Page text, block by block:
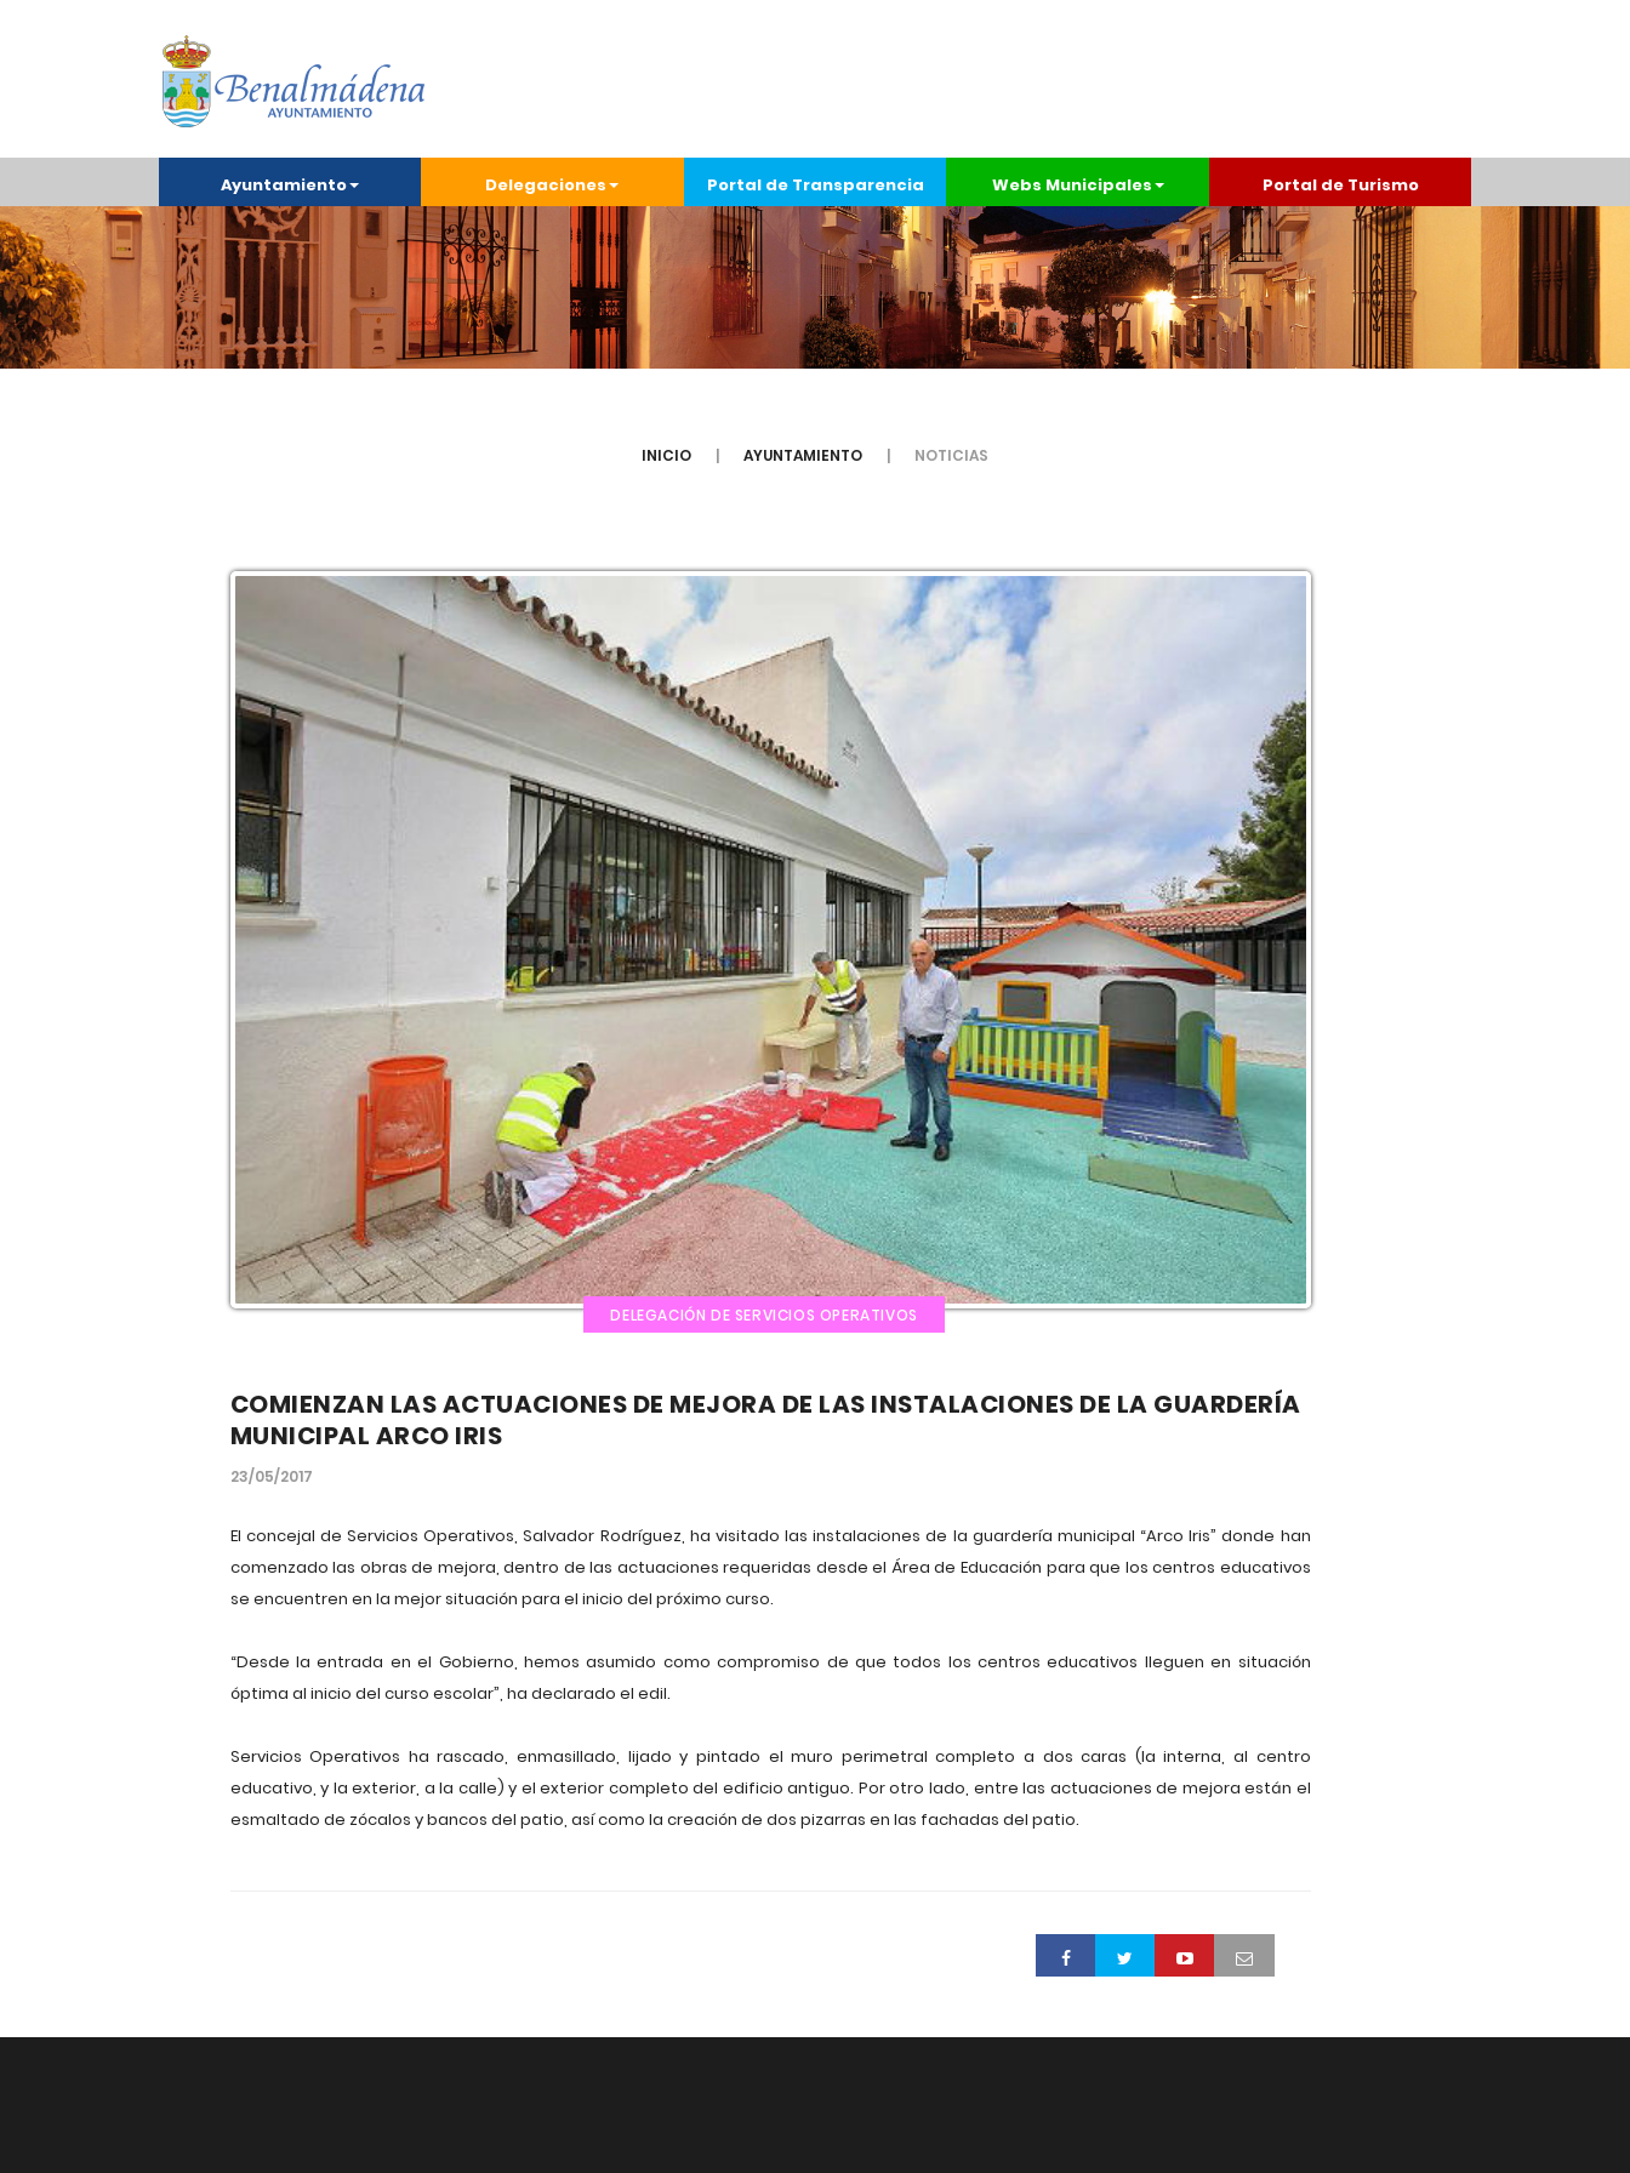
Ayuntamiento Delegaciones Portal de Transparencia Webs Municipales Portal de Turismo
INICIO AYUNTAMIENTO NOTICIAS
DELEGACIÓN DE SERVICIOS OPERATIVOS
COMIENZAN LAS ACTUACIONES DE MEJORA DE LAS INSTALACIONES DE LA GUARDERÍA
MUNICIPAL ARCO IRIS
23/05/2017
El concejal de Servicios Operativos, Salvador Rodríguez, ha visitado las instalaciones de la guardería municipal “Arco Iris” donde han
comenzado las obras de mejora, dentro de las actuaciones requeridas desde el Área de Educación para que los centros educativos
se encuentren en la mejor situación para el inicio del próximo curso.
“Desde la entrada en el Gobierno, hemos asumido como compromiso de que todos los centros educativos lleguen en situación
óptima al inicio del curso escolar”, ha declarado el edil.
Servicios Operativos ha rascado, enmasillado, lijado y pintado el muro perimetral completo a dos caras (la interna, al centro
educativo, y la exterior, a la calle) y el exterior completo del edificio antiguo. Por otro lado, entre las actuaciones de mejora están el
esmaltado de zócalos y bancos del patio, así como la creación de dos pizarras en las fachadas del patio.